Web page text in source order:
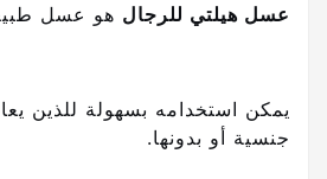
عسل هيلتي للرجال هو عسل طبيعي
يمكن استخدامه بسهولة للذين
جنسية أو بدونها.